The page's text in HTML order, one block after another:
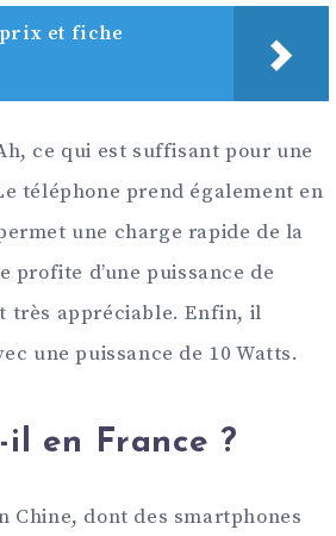
prix et fiche
ce qui est suffisant pour une
téléphone prend également en
une charge rapide de la
d’une puissance de
très appréciable. Enfin, il
une puissance de 10 Watts.
en France ?
Chine, dont des smartphones